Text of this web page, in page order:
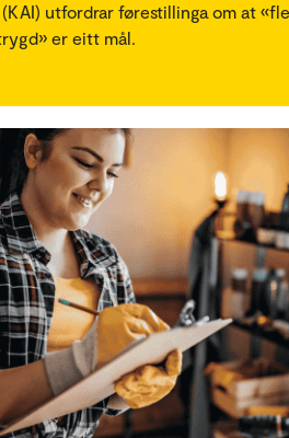
utfordrar førestillinga om at
er eitt mål.